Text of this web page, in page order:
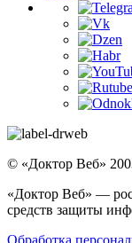
© «Доктор Веб»
«Доктор Веб» —
средств защиты
Обработка